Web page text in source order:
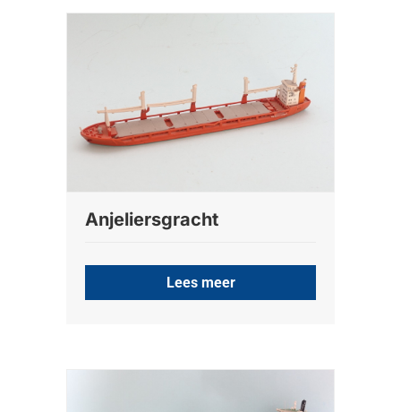
Anjeliersgracht
Lees meer